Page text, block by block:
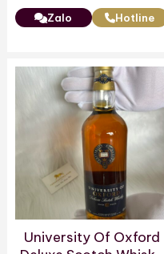
Zalo Hotline
University Of Oxford